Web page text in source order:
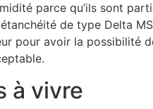
parce qu’ils sont
de type Delta
pour avoir la possibilité
à vivre